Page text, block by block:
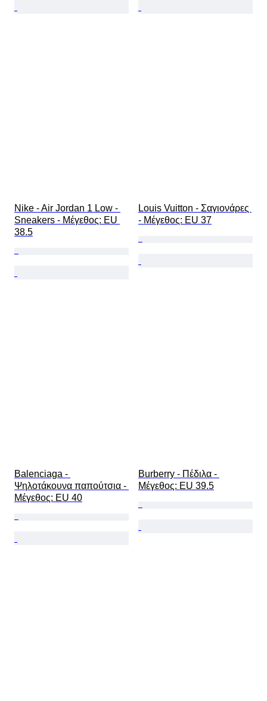
Nike - Air Jordan 1 Low -
Sneakers - Mέγεθος: EU
38.5
Louis Vuitton - Σαγιονάρες
- Mέγεθος: EU 37
Balenciaga -
Ψηλοτάκουνα παπούτσια -
Mέγεθος: EU 40
Burberry - Πέδιλα -
Mέγεθος: EU 39.5